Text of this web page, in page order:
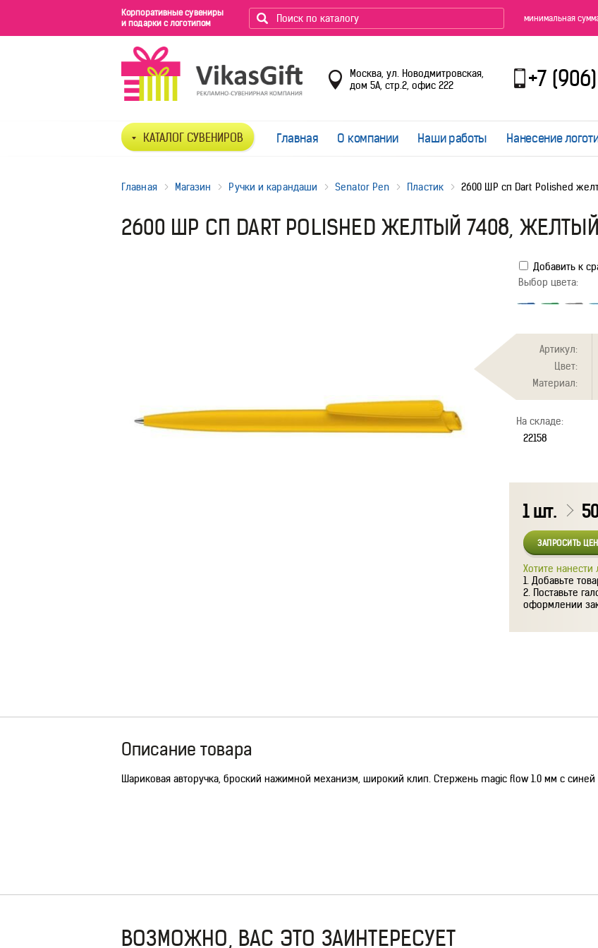
Корпоративные сувениры
и подарки с логотипом
минимальная
Москва, ул. Новодмитровская,
дом 5А, стр.2, офис 222
+7
КАТАЛОГ СУВЕНИРОВ Главная О компании Наши работы Нанесение
Главная Магазин Ручки и карандаши Senator Pen Пластик 2600 ШР сп Dart Polished
2600 ШР СП DART POLISHED ЖЕЛТЫЙ 7408, ЖЕЛТЫЙ
Добавить к
Выбор цвета:
Артикул:
Цвет:
Материал:
На складе:
1шт.
ЗАПРОСИТЬ
Хотите нанести
Добавьте
Поставьте
оформлении
Описание товара
Шариковая авторучка, броский нажимной механизм, широкий клип. Стержень magic flow 1.0 мм с синей
ВОЗМОЖНО, ВАС ЭТО ЗАИНТЕРЕСУЕТ